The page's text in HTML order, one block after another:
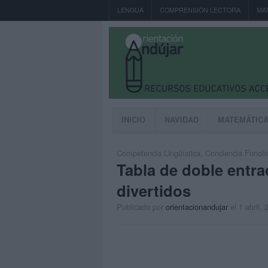
LENGUA COMPRENSIÓN LECTORA
INICIO NAVIDAD
Competencia Lingüística Conciencia
Tabla de doble
divertidos
Publicado por orientacionandujar el 1 abril,